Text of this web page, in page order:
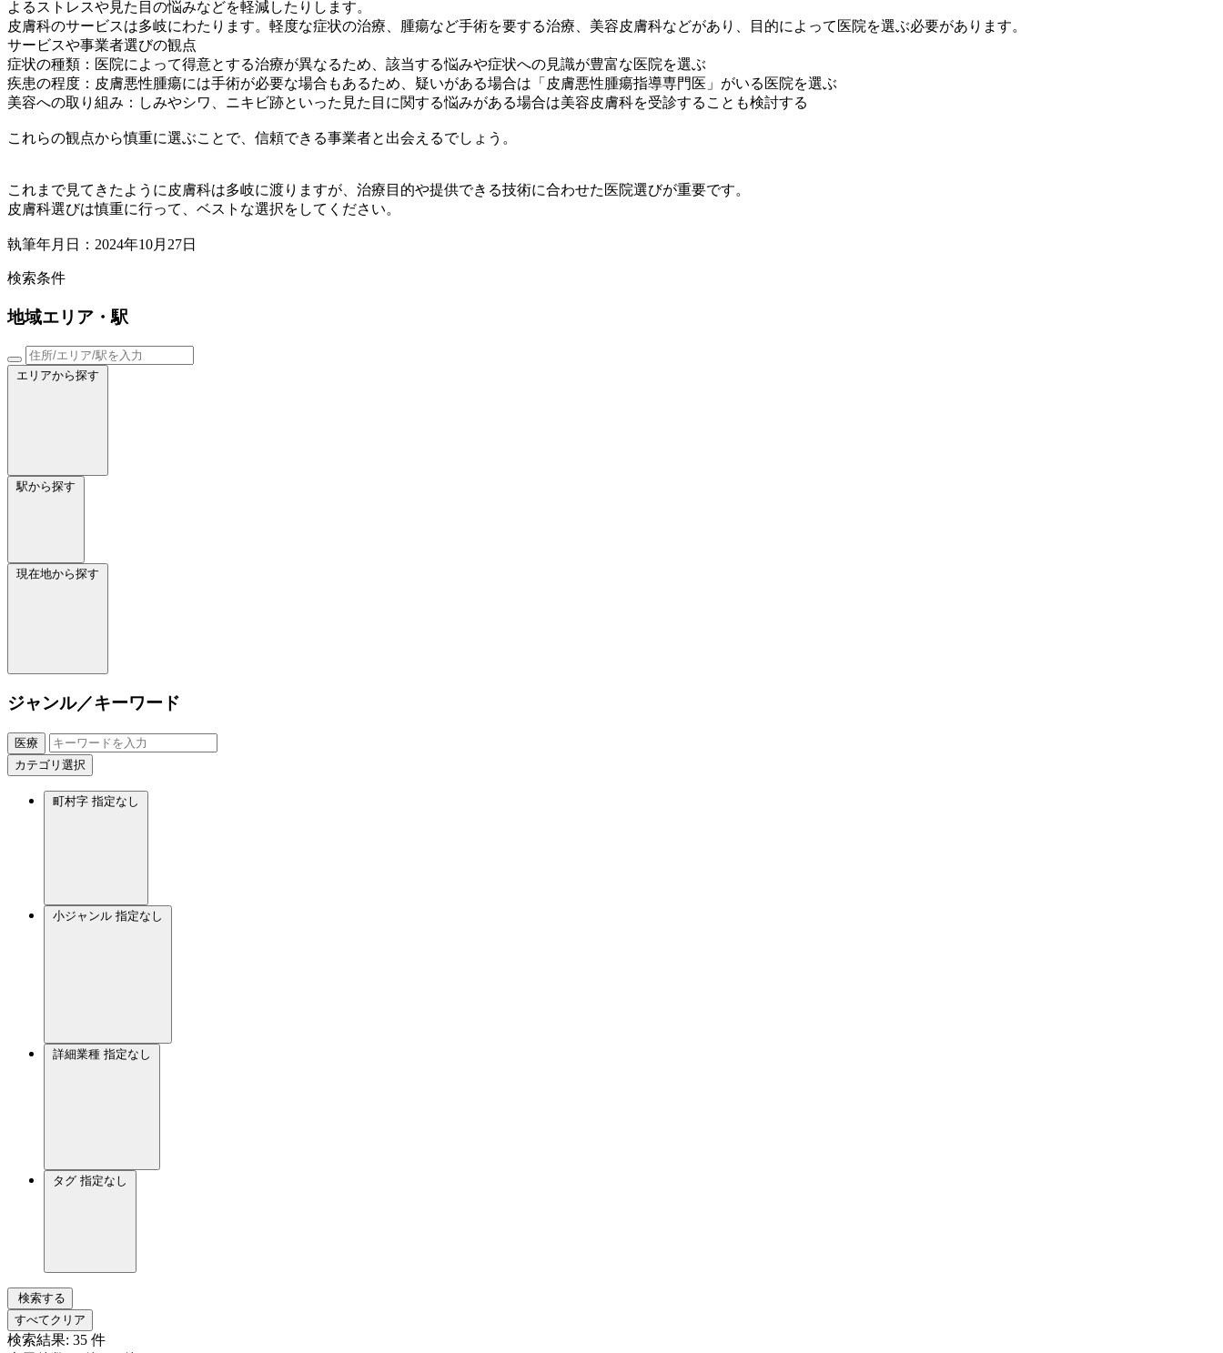
よるストレスや見た目の悩みなどを軽減したりします。
皮膚科のサービスは多岐にわたります。軽度な症状の治療、腫瘍など手術を要する治療、美容皮膚科などがあり、目的によって医院を選ぶ必要があります。
サービスや事業者選びの観点
症状の種類：医院によって得意とする治療が異なるため、該当する悩みや症状への見識が豊富な医院を選ぶ
疾患の程度：皮膚悪性腫瘍には手術が必要な場合もあるため、疑いがある場合は「皮膚悪性腫瘍指導専門医」がいる医院を選ぶ
美容への取り組み：しみやシワ、ニキビ跡といった見た目に関する悩みがある場合は美容皮膚科を受診することも検討する
これらの観点から慎重に選ぶことで、信頼できる事業者と出会えるでしょう。
これまで見てきたように皮膚科は多岐に渡りますが、治療目的や提供できる技術に合わせた医院選びが重要です。
皮膚科選びは慎重に行って、ベストな選択をしてください。
執筆年月日：2024年10月27日
検索条件
地域エリア・駅
エリアから探す
駅から探す
現在地から探す
ジャンル／キーワード
医療
カテゴリ選択
町村字 指定なし
小ジャンル 指定なし
詳細業種 指定なし
タグ 指定なし
検索する
すべてクリア
検索結果: 35 件